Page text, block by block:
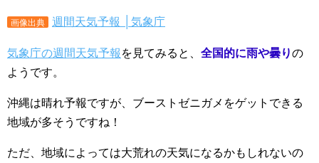
画像出典 週間天気予報 │気象庁
気象庁の週間天気予報 を見てみると、 全国的に雨や曇りの
ようです。
沖縄は晴れ予報ですが、ブーストゼニガメをゲットできる
地域が多そうですね！
ただ、地域によっては大荒れの天気になるかもしれないの